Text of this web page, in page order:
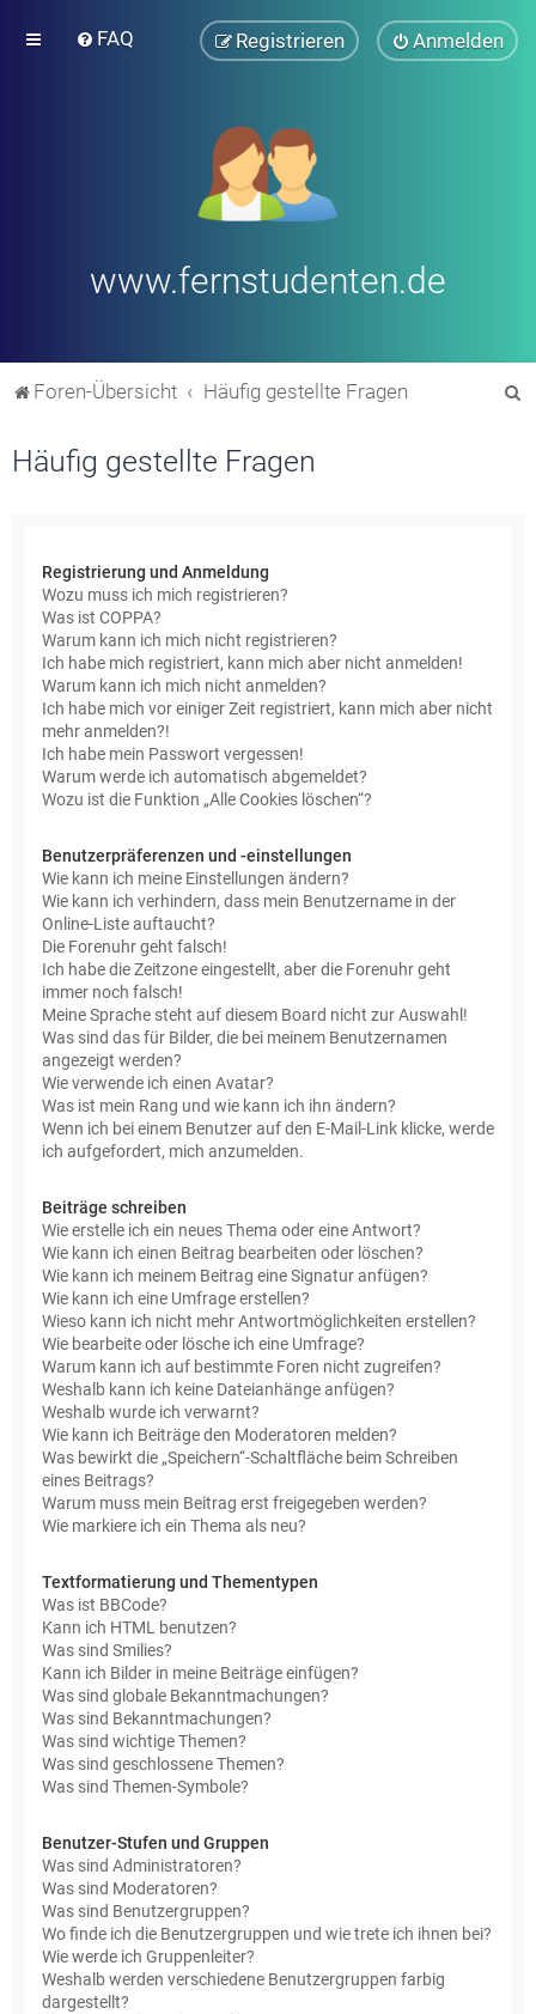
FAQ Anmelden
Registrieren
www.fernstudenten.de
Foren-Übersicht Häufig gestellte Fragen
Häufig gestellte Fragen
Registrierung und Anmeldung
Wozu muss ich mich registrieren?
Was ist COPPA?
Warum kann ich mich nicht registrieren?
Ich habe mich registriert, kann mich aber nicht anmelden!
Warum kann ich mich nicht anmelden?
Ich habe mich vor einiger Zeit registriert, kann mich aber nicht
mehr anmelden?!
Ich habe mein Passwort vergessen!
Warum werde ich automatisch abgemeldet?
Wozu ist die Funktion „Alle Cookies löschen“?
Benutzerpräferenzen und -einstellungen
Wie kann ich meine Einstellungen ändern?
Wie kann ich verhindern, dass mein Benutzername in der
Online-Liste auftaucht?
Die Forenuhr geht falsch!
Ich habe die Zeitzone eingestellt, aber die Forenuhr geht
immer noch falsch!
Meine Sprache steht auf diesem Board nicht zur Auswahl!
Was sind das für Bilder, die bei meinem Benutzernamen
angezeigt werden?
Wie verwende ich einen Avatar?
Was ist mein Rang und wie kann ich ihn ändern?
Wenn ich bei einem Benutzer auf den E-Mail-Link klicke, werde
ich aufgefordert, mich anzumelden.
Beiträge schreiben
Wie erstelle ich ein neues Thema oder eine Antwort?
Wie kann ich einen Beitrag bearbeiten oder löschen?
Wie kann ich meinem Beitrag eine Signatur anfügen?
Wie kann ich eine Umfrage erstellen?
Wieso kann ich nicht mehr Antwortmöglichkeiten erstellen?
Wie bearbeite oder lösche ich eine Umfrage?
Warum kann ich auf bestimmte Foren nicht zugreifen?
Weshalb kann ich keine Dateianhänge anfügen?
Weshalb wurde ich verwarnt?
Wie kann ich Beiträge den Moderatoren melden?
Was bewirkt die „Speichern“-Schaltfläche beim Schreiben
eines Beitrags?
Warum muss mein Beitrag erst freigegeben werden?
Wie markiere ich ein Thema als neu?
Textformatierung und Thementypen
Was ist BBCode?
Kann ich HTML benutzen?
Was sind Smilies?
Kann ich Bilder in meine Beiträge einfügen?
Was sind globale Bekanntmachungen?
Was sind Bekanntmachungen?
Was sind wichtige Themen?
Was sind geschlossene Themen?
Was sind Themen-Symbole?
Benutzer-Stufen und Gruppen
Was sind Administratoren?
Was sind Moderatoren?
Was sind Benutzergruppen?
Wo finde ich die Benutzergruppen und wie trete ich ihnen bei?
Wie werde ich Gruppenleiter?
Weshalb werden verschiedene Benutzergruppen farbig
dargestellt?